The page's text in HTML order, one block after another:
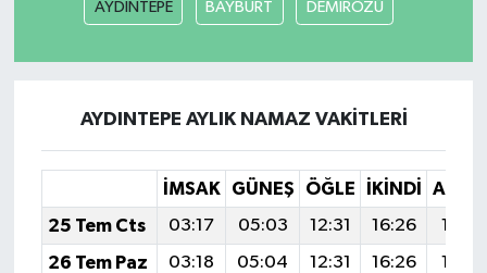
AYDINTEPE BAYBURT DEMİRÖZÜ
AYDINTEPE AYLIK NAMAZ VAKITLERI
İMSAK GÜNEŞ ÖĞLE İKINDI
25 Tem Cts
03:17 05:03 12:31 16:26
26 Tem Paz
03:18 05:04 12:31 16:26